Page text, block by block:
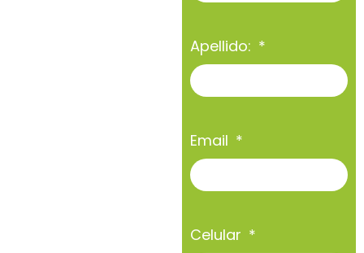
Apellido:
Email
Celular